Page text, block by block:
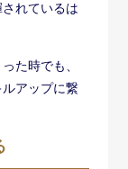
れているは
た時でも、
アップに繋